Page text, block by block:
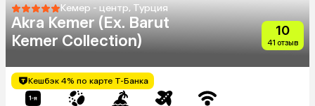
Кемер - центр, Турция
Akra Kemer (Ex. Barut
Kemer Collection)
10
41 отзыв
Кешбэк 4% по карте Т-Банка